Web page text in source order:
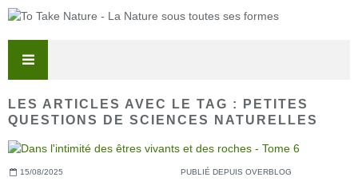
LES ARTICLES AVEC LE TAG : PETITES
QUESTIONS DE SCIENCES NATURELLES
15/08/2025 PUBLIÉ DEPUIS OVERBLOG